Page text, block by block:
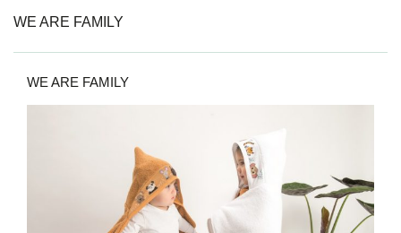
WE ARE FAMILY
WE ARE FAMILY